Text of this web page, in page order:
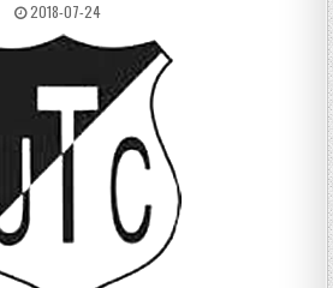
2018-07-24